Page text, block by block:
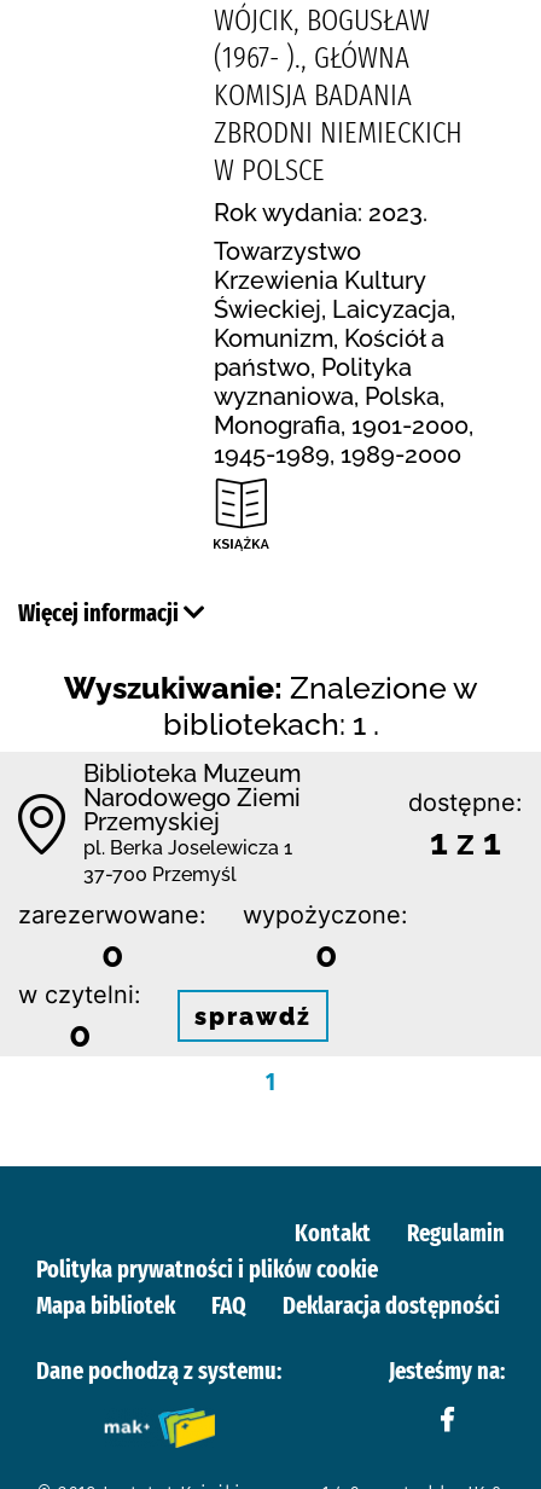
WÓJCIK, BOGUSŁAW
(1967- )., GŁÓWNA
KOMISJA BADANIA
ZBRODNI NIEMIECKICH
W POLSCE
Rok wydania: 2023.
Towarzystwo
Krzewienia Kultury
Świeckiej, Laicyzacja,
Komunizm, Kościół a
państwo, Polityka
wyznaniowa, Polska,
Monografia, 1901-2000,
1945-1989, 1989-2000
Więcej informacji
Wyszukiwanie: Znalezione w
bibliotekach: 1 .
Biblioteka Muzeum
Narodowego Ziemi
Przemyskiej
pl. Berka Joselewicza 1
37-700 Przemyśl
dostępne:
1 z 1
zarezerwowane:
0
wypożyczone:
0
w czytelni:
0 sprawdź
1
Kontakt
Regulamin
Polityka prywatności i plików cookie
Mapa bibliotek
FAQ Deklaracja dostępności
Dane pochodzą z systemu: Jesteśmy na: